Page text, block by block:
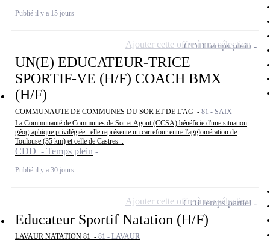
Publié il y a 15 jours
UN(E) EDUCATEUR-TRICE
SPORTIF-VE (H/F) COACH BMX
(H/F)
COMMUNAUTE DE COMMUNES DU SOR ET DE L'AG - 81 - SAIX
La Communauté de Communes de Sor et Agout (CCSA) bénéficie d'une situation
géographique privilégiée : elle représente un carrefour entre l'agglomération de
Toulouse (35 km) et celle de Castres...
CDD - Temps plein
Publié il y a 30 jours
CDDTemps plein
Ajouter cette offre à ma sélection
Educateur Sportif Natation (H/F)
LAVAUR NATATION 81 - 81 - LAVAUR
CDITemps partiel
Ajouter cette offre à ma sélection